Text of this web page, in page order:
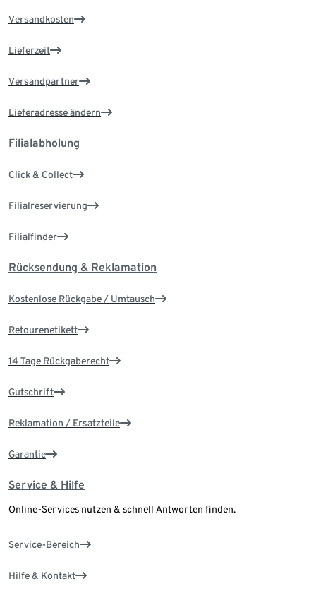
Versandkosten
Lieferzeit
Versandpartner
Lieferadresse ändern
Filialabholung
Click & Collect
Filialreservierung
Filialfinder
Rücksendung & Reklamation
Kostenlose Rückgabe / Umtausch
Retourenetikett
14 Tage Rückgaberecht
Gutschrift
Reklamation / Ersatzteile
Garantie
Service & Hilfe
Online-Services nutzen & schnell Antworten finden.
Service-Bereich
Hilfe & Kontakt